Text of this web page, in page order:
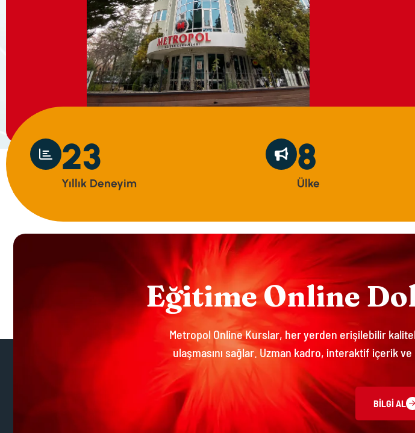
29
YILLIK DENEYIM
10
ÜLKE
EĞITIMEONLINEDO
Metropol Online Kurslar, her yerden erişilebilir
ulaşmasını sağlar. Uzman kadro, interaktif içerik ve
BILGI AL